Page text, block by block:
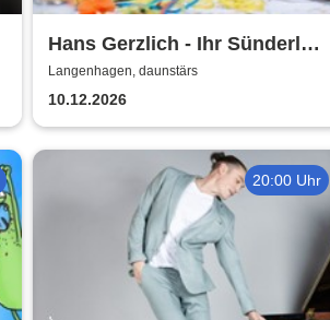
Hans Gerzlich - Ihr Sünderlein
kommet - Adventskabarett
Langenhagen, daunstärs
10.12.2026
20:00 Uhr